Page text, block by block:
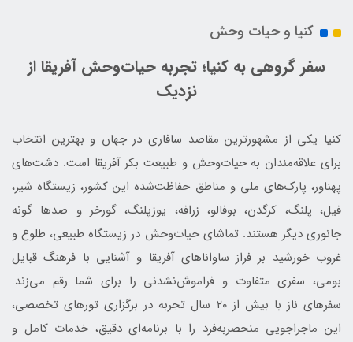
کنیا و حیات وحش
سفر گروهی به کنیا؛ تجربه حیات‌وحش آفریقا از
نزدیک
کنیا یکی از مشهورترین مقاصد سافاری در جهان و بهترین انتخاب
برای علاقه‌مندان به حیات‌وحش و طبیعت بکر آفریقا است. دشت‌های
پهناور، پارک‌های ملی و مناطق حفاظت‌شده این کشور، زیستگاه شیر،
فیل، پلنگ، کرگدن، بوفالو، زرافه، یوزپلنگ، گورخر و صدها گونه
جانوری دیگر هستند. تماشای حیات‌وحش در زیستگاه طبیعی، طلوع و
غروب خورشید بر فراز ساواناهای آفریقا و آشنایی با فرهنگ قبایل
بومی، سفری متفاوت و فراموش‌نشدنی را برای شما رقم می‌زند.
سفرهای ناز با بیش از ۲۰ سال تجربه در برگزاری تورهای تخصصی،
این ماجراجویی منحصربه‌فرد را با برنامه‌ای دقیق، خدمات کامل و